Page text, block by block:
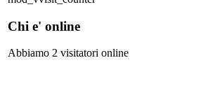
Chi e' online
Abbiamo 2 visitatori online